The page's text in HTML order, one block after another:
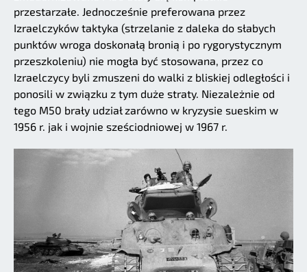
przestarzałe. Jednocześnie preferowana przez
Izraelczyków taktyka (strzelanie z daleka do słabych
punktów wroga doskonałą bronią i po rygorystycznym
przeszkoleniu) nie mogła być stosowana, przez co
Izraelczycy byli zmuszeni do walki z bliskiej odległości i
ponosili w związku z tym duże straty. Niezależnie od
tego M50 brały udział zarówno w kryzysie sueskim w
1956 r. jak i wojnie sześciodniowej w 1967 r.